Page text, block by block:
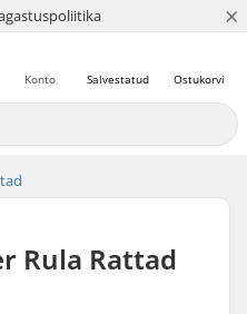
5 ×
Ostukorvi
Salvestatud
Konto
Rula Rattad